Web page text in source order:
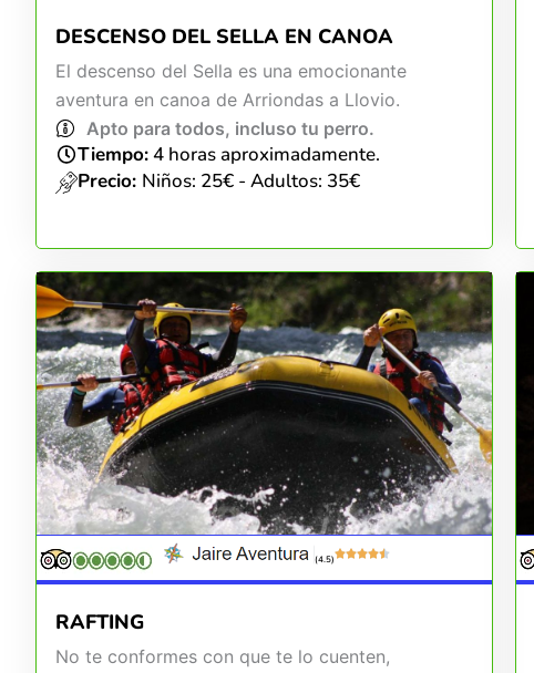
DESCENSO DEL SELLA EN CANOA
El descenso del Sella es una emocionante
aventura en canoa de Arriondas a Llovio.
Apto para todos, incluso tu perro.
Tiempo:4 horas aproximadamente.
Precio: Niños: 25€ - Adultos: 35€
(4.5)
RAFTING
No te conformes con que te lo cuenten,